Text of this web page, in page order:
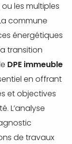
les multiples
commune
énergétiques
transition
DPE immeuble
en offrant
et objectives
L’analyse
de travaux